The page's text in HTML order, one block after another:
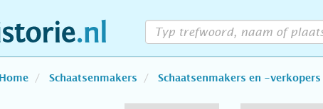
Home Schaatsenmakers Schaatsenmakers en -